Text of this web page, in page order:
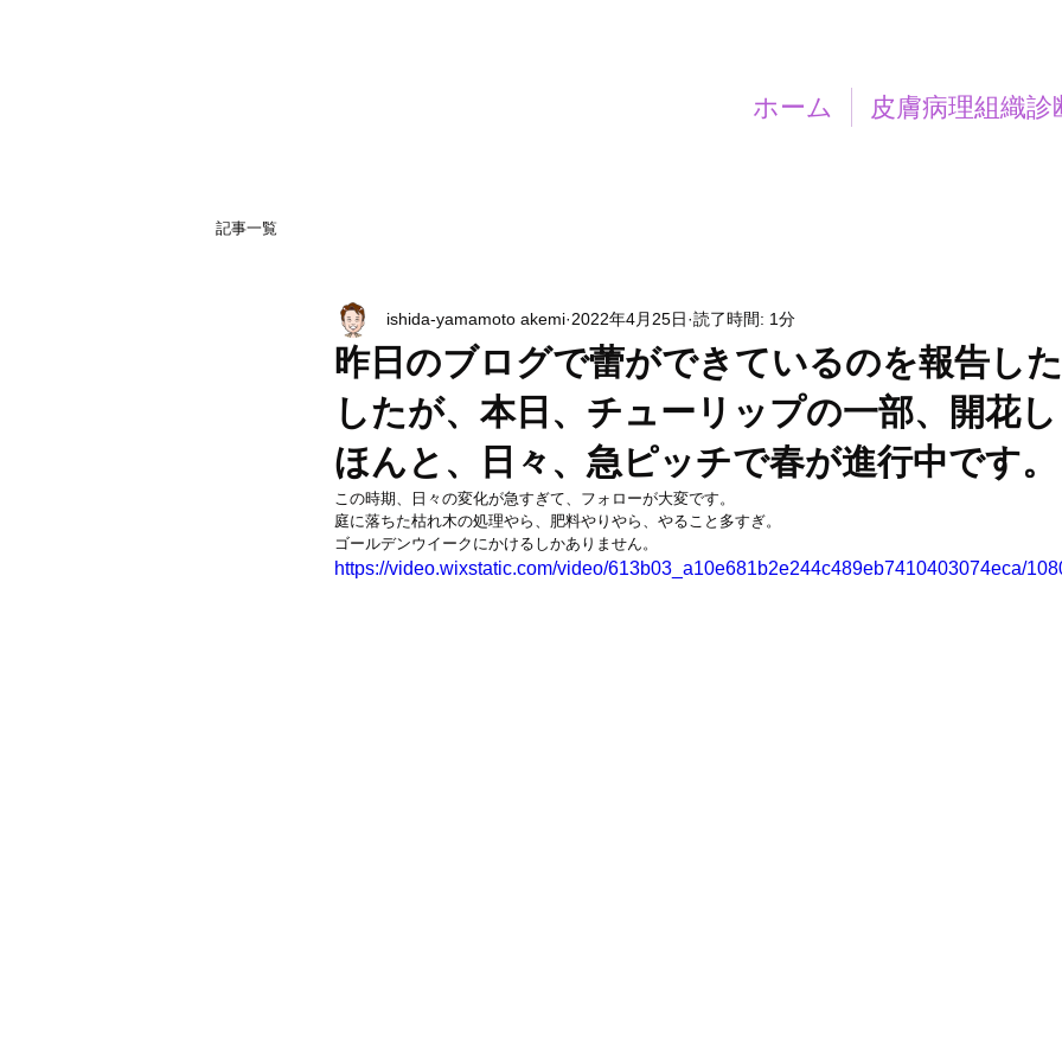
ホーム 皮膚病理組織
記事一覧
昨日のブログで蕾ができているのを報告し
したが、本日、チューリップの一部、開花し
ほんと、日々、急ピッチで春が進行中です。
ishida-yamamoto akemi 2022年4月25日 読了時間: 1分
この時期、日々の変化が急すぎて、フォローが大変です。
庭に落ちた枯れ木の処理やら、肥料やりやら、やること多すぎ。
ゴールデンウイークにかけるしかありません。
https://video.wixstatic.com/video/613b03_a10e681b2e244c489eb7410403074eca/